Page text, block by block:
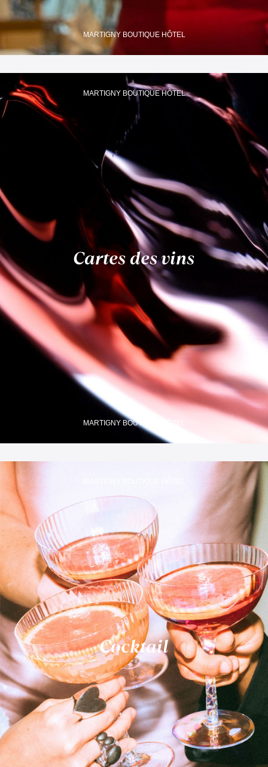
MARTIGNY BOUTIQUE HÔTEL
MARTIGNY BOUTIQUE HÔTEL
Cartes des vins
MARTIGNY BOUTIQUE HÔTEL
Cocktail